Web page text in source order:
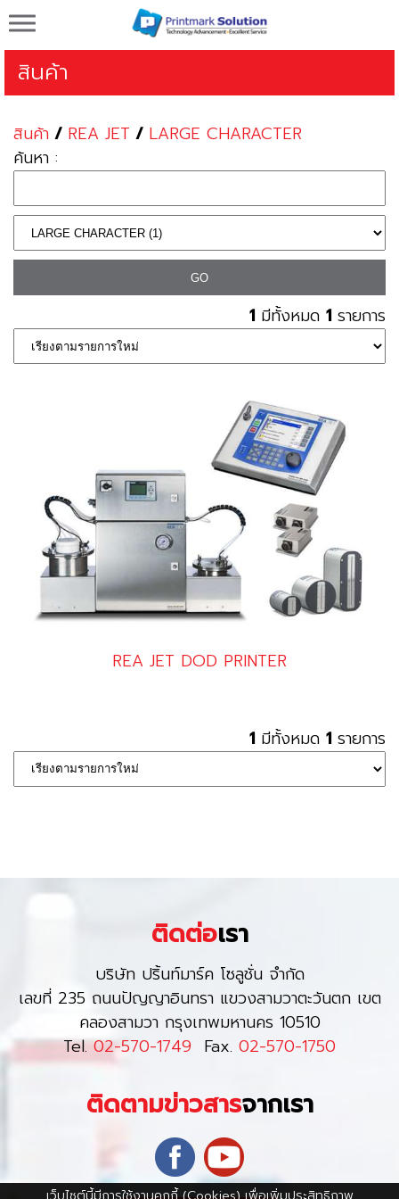
Printmark Solution จำหน่ายเครื่องพิมพ์วันที่ผลิต
วันหมดอายุ
สินค้า
สินค้า / REA JET / LARGE CHARACTER
ค้นหา :
1มีทั้งหมด 1รายการ
REA JET DOD PRINTER
1มีทั้งหมด 1รายการ
ติดต่อเรา
บริษัท ปริ้นท์มาร์ค โซลูชั่น จำกัด
เลขที่ 235 ถนนปัญญาอินทรา แขวงสามวาตะวันตก เขต
คลองสามวา กรุงเทพมหานคร 10510
Tel.02-570-1749 Fax. 02-570-1750
ติดตามข่าวสารจากเรา